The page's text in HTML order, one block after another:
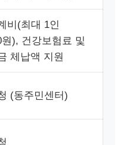
비(최대 1인
원), 건강보험료 및
체납액 지원
(동주민센터)